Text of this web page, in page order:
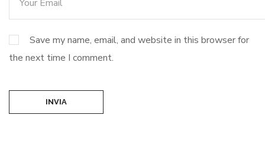
Save my name, email, and website in this browser for
the next time I comment.
INVIA